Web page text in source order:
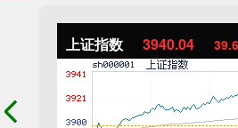
上证指数 3940.04